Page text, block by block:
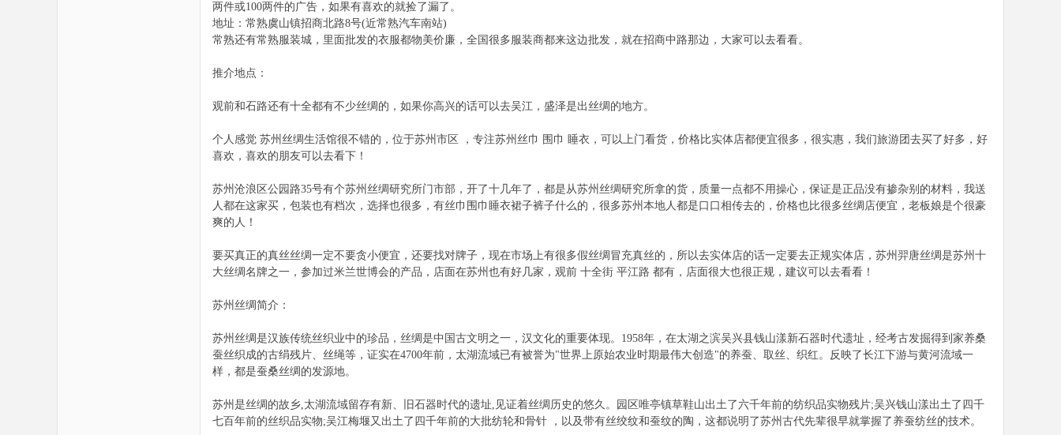
两件或100两件的广告，如果有喜欢的就捡了漏了。
地址：常熟虞山镇招商北路8号(近常熟汽车南站)
常熟还有常熟服装城，里面批发的衣服都物美价廉，全国很多服装商都来这边批发，就在招商中路那边，大家可以去看看。
推介地点：
观前和石路还有十全都有不少丝绸的，如果你高兴的话可以去吴江，盛泽是出丝绸的地方。
个人感觉 苏州丝绸生活馆很不错的，位于苏州市区 ，专注苏州丝巾 围巾 睡衣，可以上门看货，价格比实体店都便宜很多，很实惠，我们旅游团去买了好多，好
喜欢，喜欢的朋友可以去看下！
苏州沧浪区公园路35号有个苏州丝绸研究所门市部，开了十几年了，都是从苏州丝绸研究所拿的货，质量一点都不用操心，保证是正品没有掺杂别的材料，我送
人都在这家买，包装也有档次，选择也很多，有丝巾围巾睡衣裙子裤子什么的，很多苏州本地人都是口口相传去的，价格也比很多丝绸店便宜，老板娘是个很豪
爽的人！
要买真正的真丝丝绸一定不要贪小便宜，还要找对牌子，现在市场上有很多假丝绸冒充真丝的，所以去实体店的话一定要去正规实体店，苏州羿唐丝绸是苏州十
大丝绸名牌之一，参加过米兰世博会的产品，店面在苏州也有好几家，观前 十全街 平江路 都有，店面很大也很正规，建议可以去看看！
苏州丝绸简介：
苏州丝绸是汉族传统丝织业中的珍品，丝绸是中国古文明之一，汉文化的重要体现。1958年，在太湖之滨吴兴县钱山漾新石器时代遗址，经考古发掘得到家养桑
蚕丝织成的古绢残片、丝绳等，证实在4700年前，太湖流域已有被誉为"世界上原始农业时期最伟大创造"的养蚕、取丝、织红。反映了长江下游与黄河流域一
样，都是蚕桑丝绸的发源地。
苏州是丝绸的故乡,太湖流域留存有新、旧石器时代的遗址,见证着丝绸历史的悠久。园区唯亭镇草鞋山出土了六千年前的纺织品实物残片;吴兴钱山漾出土了四千
七百年前的丝织品实物;吴江梅堰又出土了四千年前的大批纺轮和骨针 ，以及带有丝绞纹和蚕纹的陶，这都说明了苏州古代先辈很早就掌握了养蚕纺丝的技术。